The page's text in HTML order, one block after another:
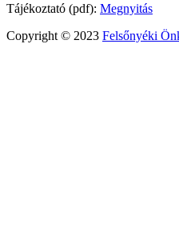
Tájékoztató (pdf): Megnyitás
Copyright © 2023 Felsőnyéki